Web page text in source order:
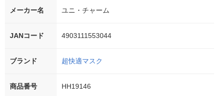
メーカー名 ユニ・チャーム
JANコード 4903111553044
ブランド 超快適マスク
商品番号 HH19146